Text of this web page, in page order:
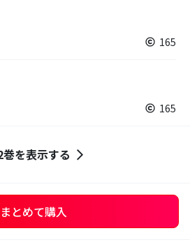
165
165
を表示する
まとめて購入